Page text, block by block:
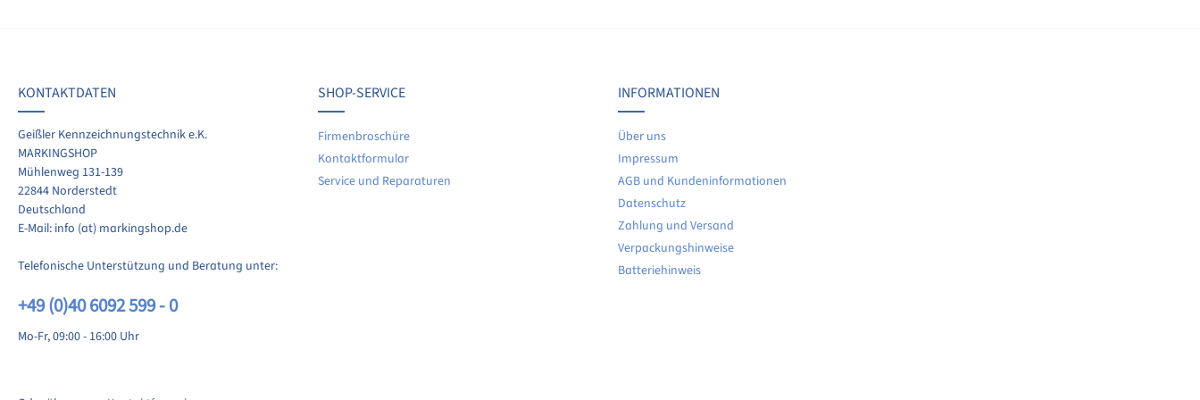
KONTAKTDATEN
Geißler Kennzeichnungstechnik e.K.
MARKINGSHOP
Mühlenweg 131-139
22844 Norderstedt
Deutschland
E-Mail: info (at) markingshop.de
Telefonische Unterstützung und Beratung unter:
+49 (0)40 6092 599 - 0
Mo-Fr, 09:00 - 16:00 Uhr
SHOP-SERVICE
Firmenbroschüre
Kontaktformular
Service und Reparaturen
INFORMATIONEN
Über uns
Impressum
AGB und Kundeninformationen
Datenschutz
Zahlung und Versand
Verpackungshinweise
Batteriehinweis